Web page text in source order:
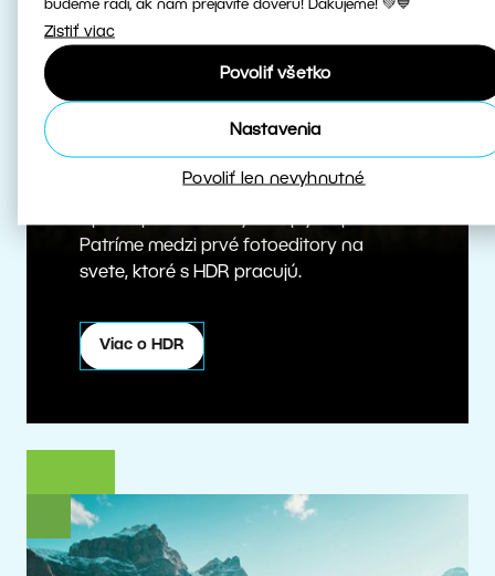
budeme radi, ak nám prejavíte dôveru! Ďakujeme! 💚💙
Zistiť viac
Povoliť všetko
Nastavenia
Povoliť len nevyhnutné
Skutočné HDR
Patríme medzi prvé fotoeditory na
svete, ktoré s HDR pracujú.
Viac o HDR